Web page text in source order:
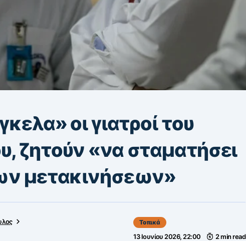
οι γιατροί του
ζητούν «να σταματήσει
μετακινήσεων»
Τοπικά
13 Ιουνίου 2026, 22:00 2 min read